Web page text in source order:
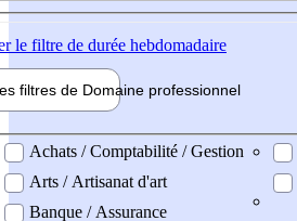
le filtre de durée hebdomadaire
filtres de Domaine professionnel
professionel
Achats / Comptabilité / Gestion
Arts / Artisanat d'art
Banque / Assurance